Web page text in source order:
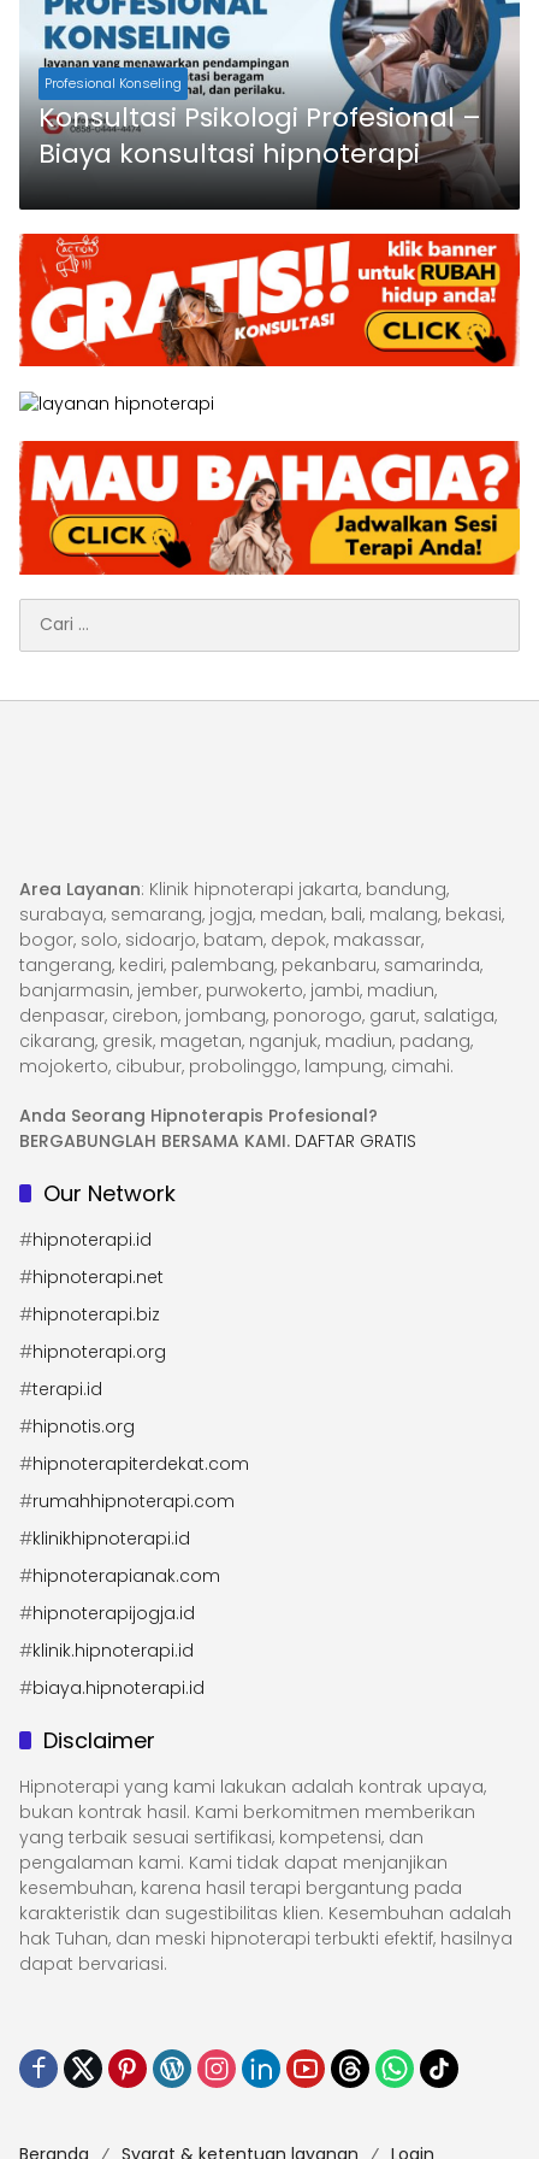
Profesional Konseling
Konsultasi Psikologi Profesional –
Biaya konsultasi hipnoterapi
untuk:
Area Layanan: Klinik hipnoterapi jakarta, bandung,
surabaya, semarang, jogja, medan, bali, malang, bekasi,
bogor, solo, sidoarjo, batam, depok, makassar,
tangerang, kediri, palembang, pekanbaru, samarinda,
banjarmasin, jember, purwokerto, jambi, madiun,
denpasar, cirebon, jombang, ponorogo, garut, salatiga,
cikarang, gresik, magetan, nganjuk, madiun, padang,
mojokerto, cibubur, probolinggo, lampung, cimahi.
Anda Seorang Hipnoterapis Profesional?
BERGABUNGLAH BERSAMA KAMI. DAFTAR GRATIS
Our Network
#hipnoterapi.id
#hipnoterapi.net
#hipnoterapi.biz
#hipnoterapi.org
#terapi.id
#hipnotis.org
#hipnoterapiterdekat.com
#rumahhipnoterapi.com
#klinikhipnoterapi.id
#hipnoterapianak.com
#hipnoterapijogja.id
#klinik.hipnoterapi.id
#biaya.hipnoterapi.id
Disclaimer
Hipnoterapi yang kami lakukan adalah kontrak upaya,
bukan kontrak hasil. Kami berkomitmen memberikan
yang terbaik sesuai sertifikasi, kompetensi, dan
pengalaman kami. Kami tidak dapat menjanjikan
kesembuhan, karena hasil terapi bergantung pada
karakteristik dan sugestibilitas klien. Kesembuhan adalah
hak Tuhan, dan meski hipnoterapi terbukti efektif, hasilnya
dapat bervariasi.
Beranda Syarat & ketentuan layanan Login